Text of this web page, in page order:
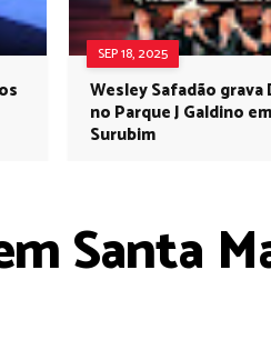
SEP 18, 2025
Wesley Safadão grava
no Parque J Galdino em
Surubim
Santa